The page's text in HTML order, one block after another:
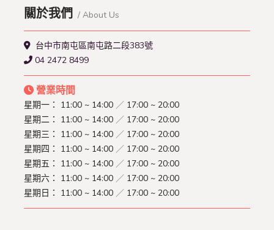
關於我們 / About Us
台中市南屯區南屯路二段383號
04 2472 8499
營業時間
星期一： 11:00 ~ 14:00 ／ 17:00 ~ 20:00
星期二： 11:00 ~ 14:00 ／ 17:00 ~ 20:00
星期三： 11:00 ~ 14:00 ／ 17:00 ~ 20:00
星期四： 11:00 ~ 14:00 ／ 17:00 ~ 20:00
星期五： 11:00 ~ 14:00 ／ 17:00 ~ 20:00
星期六： 11:00 ~ 14:00 ／ 17:00 ~ 20:00
星期日： 11:00 ~ 14:00 ／ 17:00 ~ 20:00